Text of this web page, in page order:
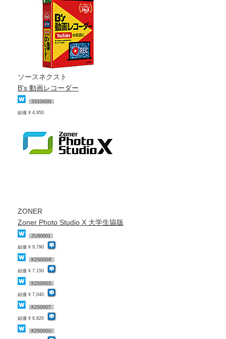
ソースネクスト
B's 動画レコーダー
SS104SN
組価 ¥ 4,950
ZONER
Zoner Photo Studio X 大学生協版
ZU80001
組価 ¥ 9,790
K2S00GR
組価 ¥ 7,150
K2S00GS
組価 ¥ 7,040
K2S00GT
組価 ¥ 6,820
K2S00GU